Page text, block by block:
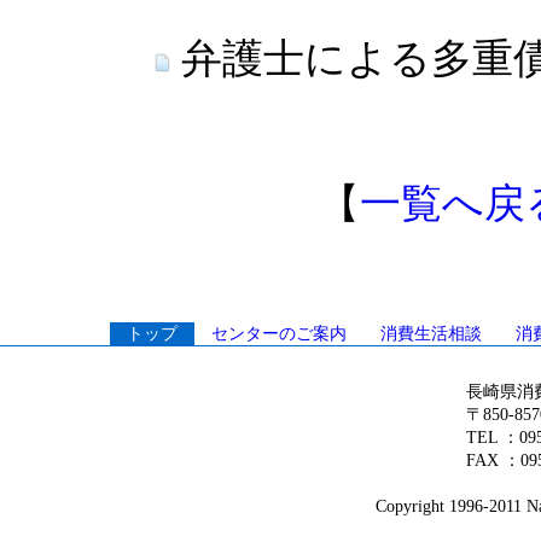
弁護士による多重
【一覧へ戻
トップ センターのご案内 消費生活相談 消
長崎県消
〒850-
TEL ：
FAX ：
Copyright 1996-2011